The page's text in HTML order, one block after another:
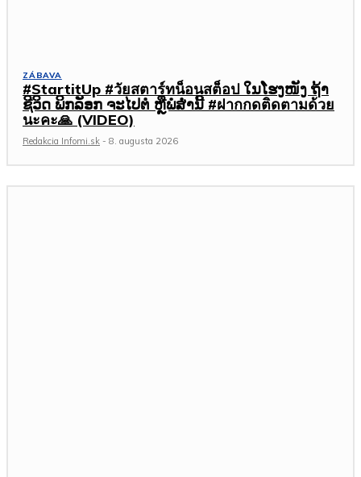
ZÁBAVA
#StartitUp #วัยสตาร์ทน็อนสต็อป ໃນໂຮງໜັງ ຖ້າ
ຊີວິດ ພິກລັອກ ຈະໄປຕໍ່ ຫຼືພໍສໍ່ານີ້ #ฝากกดติดตามด้วย
นะคะ🙏 (VIDEO)
Redakcia Infomi.sk - 8. augusta 2026